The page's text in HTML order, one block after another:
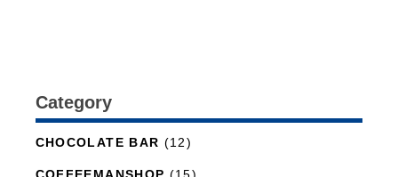
Category
CHOCOLATE BAR (12)